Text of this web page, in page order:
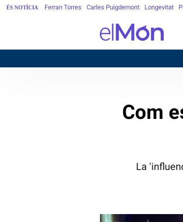
ÉS NOTÍCIA Ferran Torres Carles Puigdemont Longevitat
Com
La